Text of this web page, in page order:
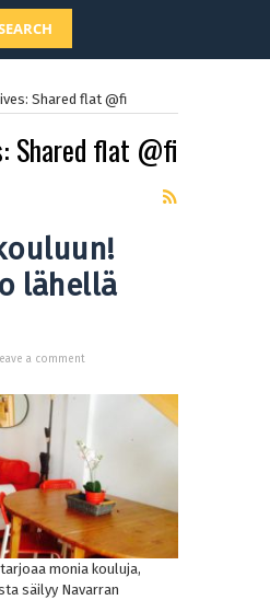
Shared flat @fi
Shared flat @fi
lähellä
a comment
monia kouluja,
säilyy Navarran